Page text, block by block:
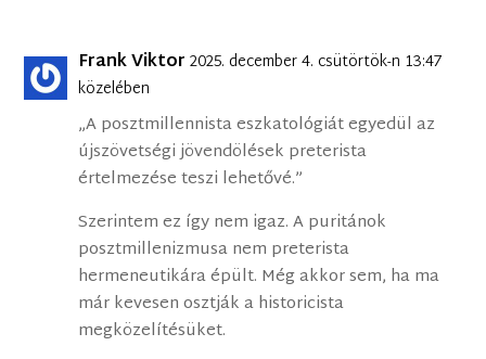
Frank Viktor 2025. december 4. csütörtök-n 13:47
közelében
„A posztmillennista eszkatológiát egyedül az
újszövetségi jövendölések preterista
értelmezése teszi lehetővé.”
Szerintem ez így nem igaz. A puritánok
posztmillenizmusa nem preterista
hermeneutikára épült. Még akkor sem, ha ma
már kevesen osztják a historicista
megközelítésüket.